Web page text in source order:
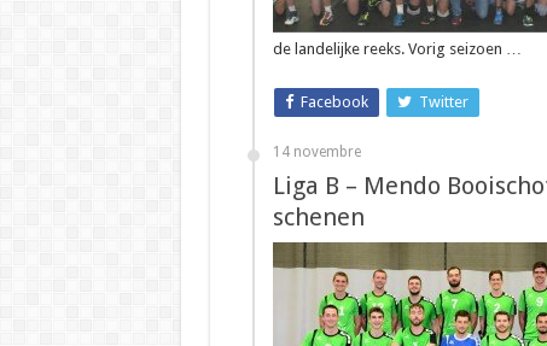
de landelijke reeks. Vorig seizoen …
Facebook Twitter
14 novembre
Liga B – Mendo
schenen